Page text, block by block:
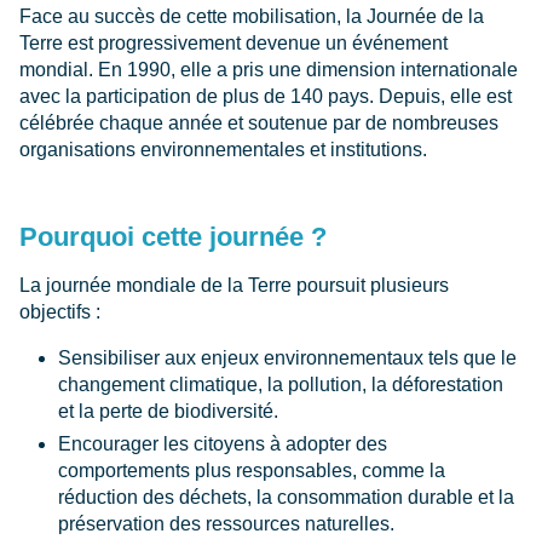
Face au succès de cette mobilisation, la Journée de la
Terre est progressivement devenue un événement
mondial. En 1990, elle a pris une dimension internationale
avec la participation de plus de 140 pays. Depuis, elle est
célébrée chaque année et soutenue par de nombreuses
organisations environnementales et institutions.
Pourquoi cette journée ?
La journée mondiale de la Terre poursuit plusieurs
objectifs :
Sensibiliser aux enjeux environnementaux tels que le
changement climatique, la pollution, la déforestation
et la perte de biodiversité.
Encourager les citoyens à adopter des
comportements plus responsables, comme la
réduction des déchets, la consommation durable et la
préservation des ressources naturelles.